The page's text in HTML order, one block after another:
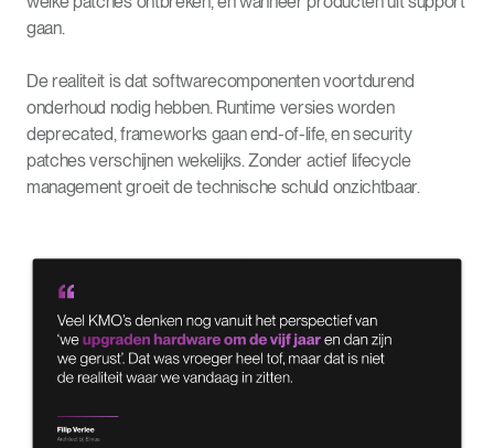
gaan.
De realiteit is dat softwarecomponenten voortdurend
onderhoud nodig hebben. Runtime versies worden
deprecated, frameworks gaan end-of-life, en security
patches verschijnen wekelijks. Zonder actief lifecycle
management groeit de technische schuld onzichtbaar.